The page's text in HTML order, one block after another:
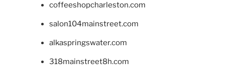
coffeeshopcharleston.com
salon104mainstreet.com
alkaspringswater.com
318mainstreet8h.com